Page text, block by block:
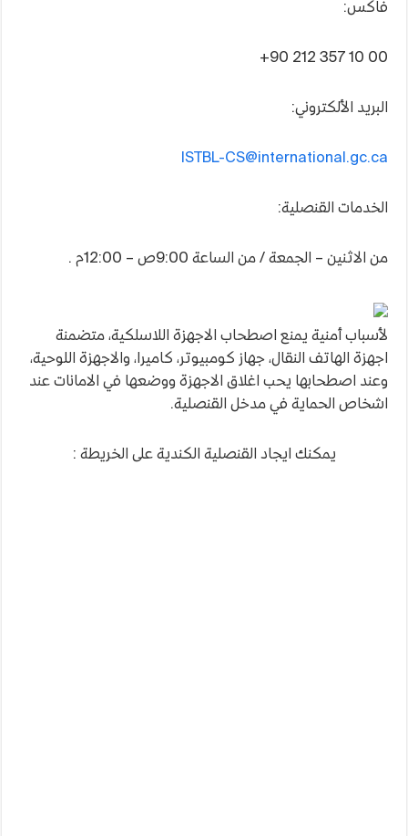
فاكس:
+90 212 357 10 00
البريد الألكتروني:
ISTBL-CS@international.gc.ca
الخدمات القنصلية:
من الاثنين – الجمعة / من الساعة 9:00ص – 12:00م .
لأسباب أمنية يمنع اصطحاب الاجهزة اللاسلكية، متضمنة
اجهزة الهاتف النقال، جهاز كومبيوتر، كاميرا، والاجهزة اللوحية،
وعند اصطحابها يحب اغلاق الاجهزة ووضعها في الامانات عند
اشخاص الحماية في مدخل القنصلية.
يمكنك ايجاد القنصلية الكندية على الخريطة :